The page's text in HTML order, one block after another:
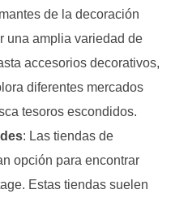
de la decoración
una amplia variedad de
accesorios decorativos,
diferentes mercados
tesoros escondidos.
: Las tiendas de
opción para encontrar
Estas tiendas suelen